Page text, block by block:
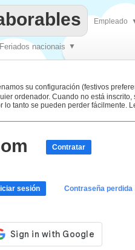
| Feriados nacionais ▼
Empleado
su configuración (festivos
ordenador. Cuando no está inscrito,
lo tanto se pueden perder fácilmente.
Contratar
sesión Contraseña perdida